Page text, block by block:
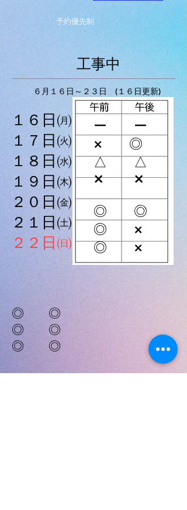
予約優先制
​工事中
６月１６日～２３日 (１６日更新)
１６日㈪
１７日㈫
​１８日㈬
​１９日㈭
​２０日㈮
​２１日㈯
​２２日㈰
ー ー
× ◎
△ △
◎ ◎
◎ ×
◎ ×
× ×​
◎ ◎
◎ ◎
◎ ◎